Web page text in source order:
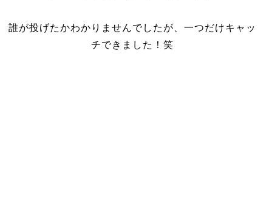
誰が投げたかわかりませんでしたが、一つだけキャッ
チできました！笑